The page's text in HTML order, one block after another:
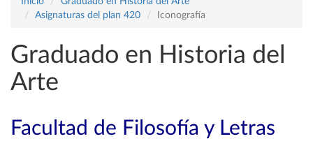
Asignaturas del plan 420
Iconografía
Graduado en Historia del
Arte
Facultad de Filosofía y Letras